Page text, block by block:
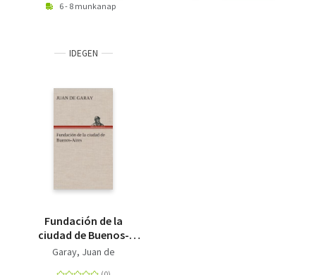
6 - 8 munkanap
IDEGEN
Fundación de la
ciudad de Buenos-
Aires
Garay, Juan de